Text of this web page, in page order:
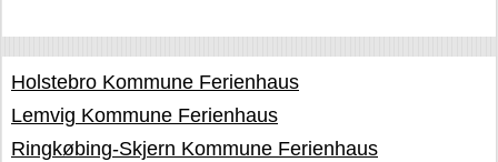
Holstebro Kommune Ferienhaus
Lemvig Kommune Ferienhaus
Ringkøbing-Skjern Kommune Ferienhaus